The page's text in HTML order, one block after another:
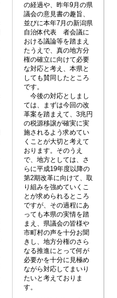
の経過や、昨年9月の県
議会の意見書の趣旨、
並びに本年7月の新潟県
自治体代表 者会議に
おける議論等を踏まえ
たうえで、真の地方分
権の確立に向けて必要
な対応と考え、本県と
しても賛同したところ
です。
今後の対応としまし
ては、まずは今回の改
革案を踏まえて、3兆円
の税源移譲が確実に実
施されるよう求めてい
くことが大切と考えて
おります。そのうえ
で、地方としては、さ
らに平成19年度以降の
第2期改革に向けて、取
り組みを強めていくこ
とが求められるところ
ですが、その過程にあ
っても本県の実情を踏
まえ、県議会の皆様や
市町村の声を十分お聞
きし、地方分権のさら
なる推進にとって何が
必要かを十分に見極め
ながら対応してまいり
たいと考えておりま
す。